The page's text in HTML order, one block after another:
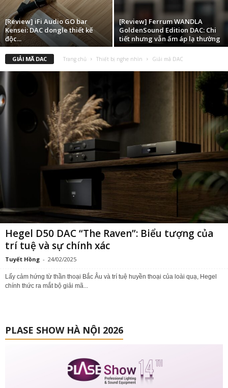
[Review] iFi Audio GO bar
Kensei: DAC dongle thiết kế
độc...
[Review] Ferrum WANDLA
GoldenSound Edition DAC: Chi
tiết nhưng vẫn ấm áp lạ thường
GIẢI MÃ DAC Trang chủ Thiết bị nghe nhìn Giải mã DAC
Hegel D50 DAC “The Raven”: Biểu tượng của
trí tuệ và sự chính xác
Tuyết Hồng - 24/02/2025
Lấy cảm hứng từ thần thoại Bắc Âu và trí tuệ huyền thoại của loài quạ, Hegel
chính thức ra mắt bộ giải mã...
PLASE SHOW HÀ NỘI 2026